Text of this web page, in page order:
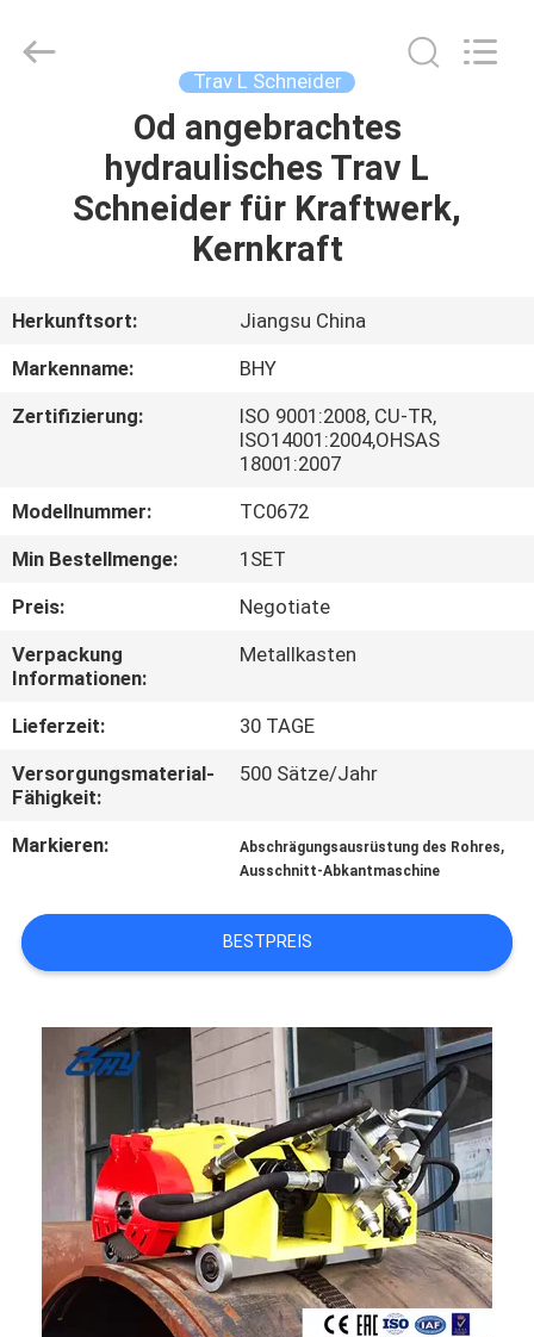
PRODUKTE
UNS
AUSFLUG
QUALITÄTSKONTROLLE
SEITENVERZEICHNIS
DATENSCHUTZ-
Material
Technology(Suzhou)Co.,
Trav L Schneider
Od angebrachtes
hydraulisches Trav L
Schneider für Kraftwerk,
Kernkraft
Herkunftsort:
Jiangsu China
Markenname:
BHY
Zertifizierung:
ISO 9001:2008, CU-TR,
ISO14001:2004,OHSAS
18001:2007
Modellnummer:
TC0672
Min Bestellmenge:
1SET
Preis:
Negotiate
Verpackung
Informationen:
Metallkasten
Lieferzeit:
30 TAGE
Versorgungsmaterial-
Fähigkeit:
500 Sätze/Jahr
Markieren: Abschrägungsausrüstung des Rohres,
Ausschnitt-Abkantmaschine
BESTPREIS